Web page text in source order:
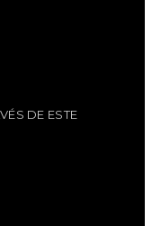
DE ESTE